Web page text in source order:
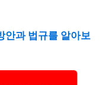
안과 법규를 알아보